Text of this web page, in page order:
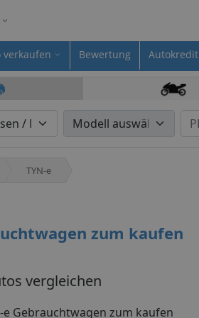
verkaufen Bewertung Autokredit
TYN-e
zum kaufen
vergleichen
e Gebrauchtwagen zum kaufen